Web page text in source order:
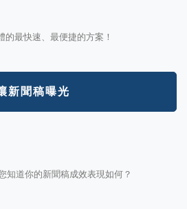
最快速、最便捷的方案！
新聞稿曝光
知道你的新聞稿成效表現如何？